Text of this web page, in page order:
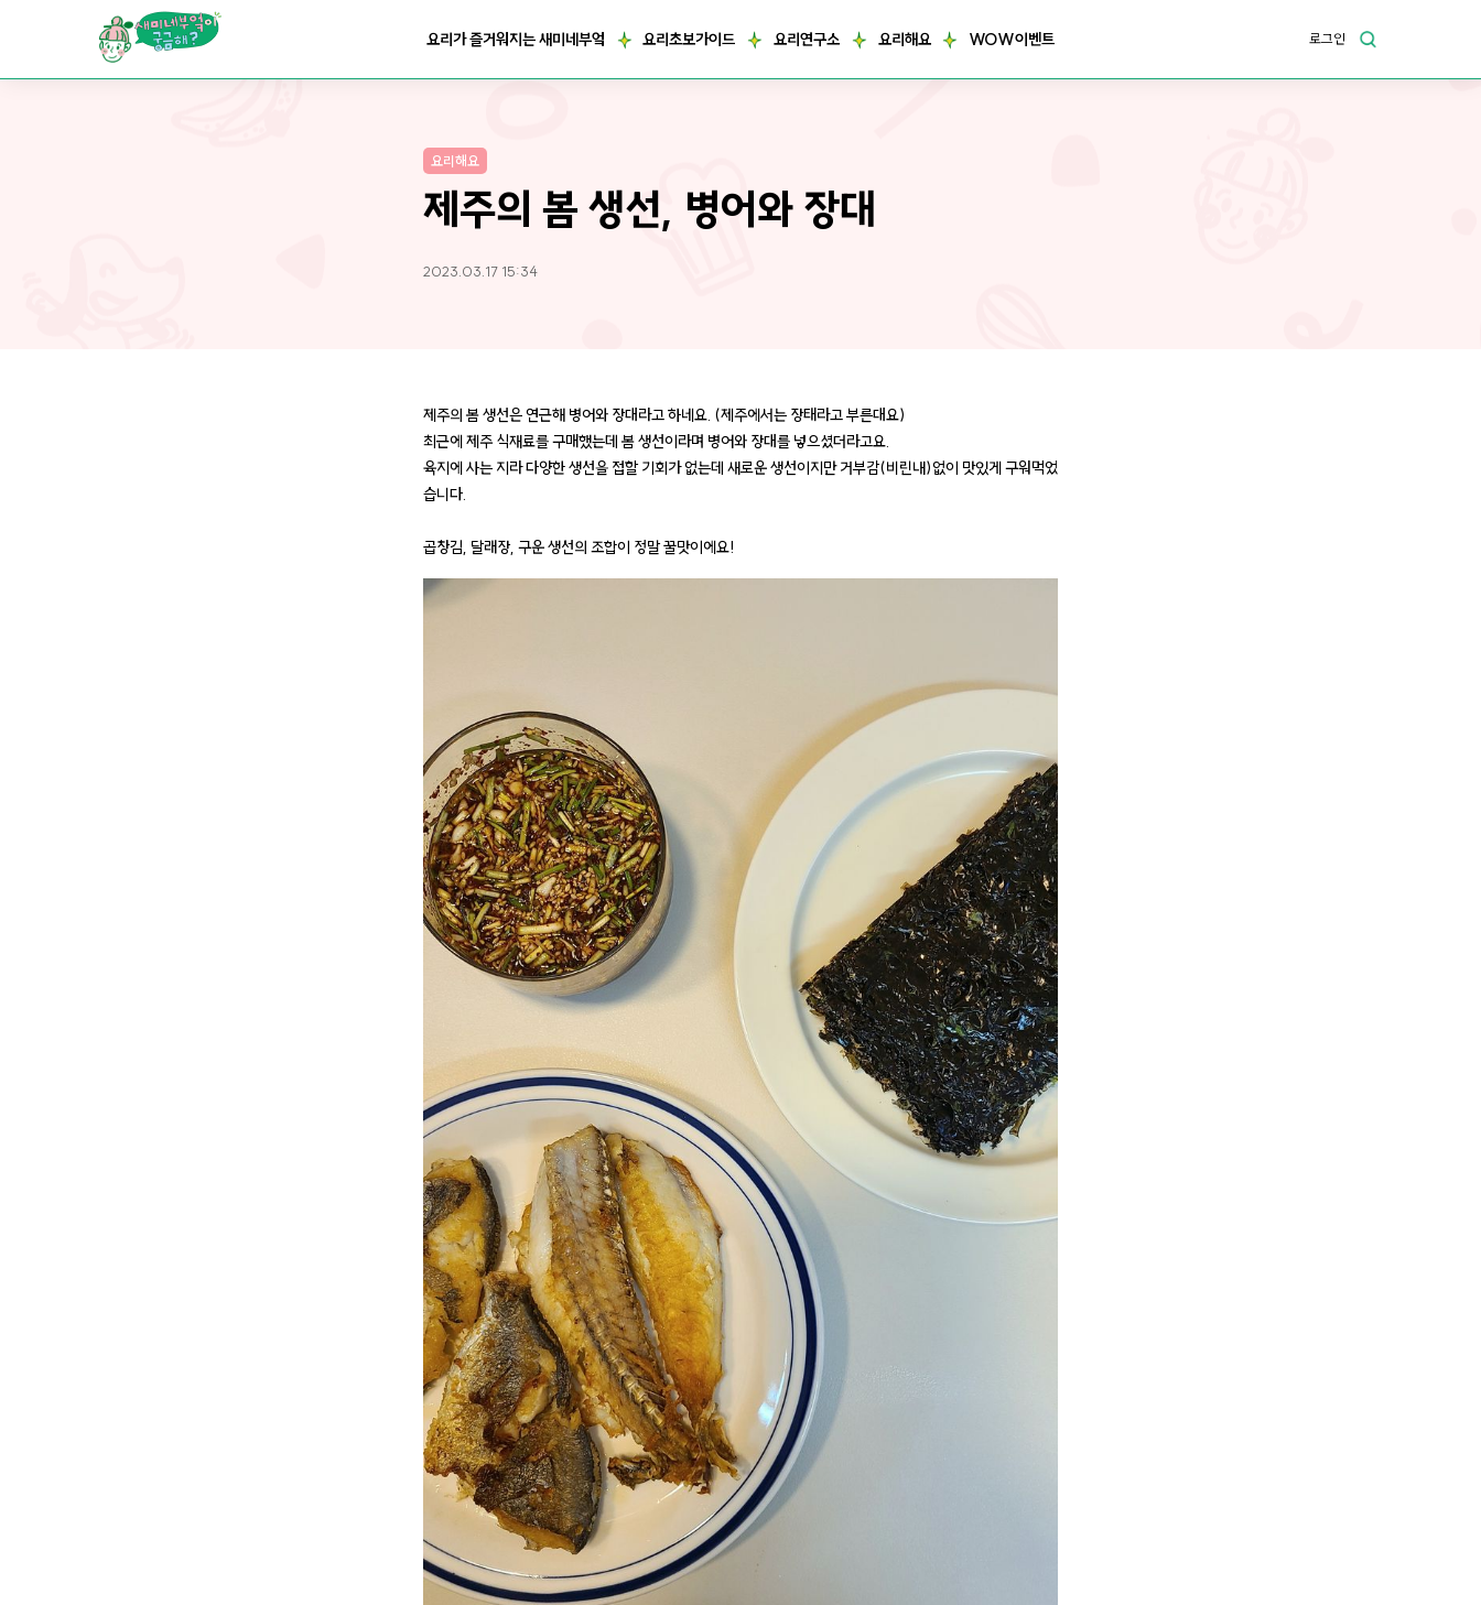
요리가 즐거워지는 새미네부엌 요리초보가이드 요리연구소 요리해요 WOW이벤트 로그인
요리해요
제주의 봄 생선, 병어와 장대
2023.03.17 15:34
제주의 봄 생선은 연근해 병어와 장대라고 하네요. (제주에서는 장태라고 부른대요)
최근에 제주 식재료를 구매했는데 봄 생선이라며 병어와 장대를 넣으셨더라고요.
육지에 사는 지라 다양한 생선을 접할 기회가 없는데 새로운 생선이지만 거부감(비린내)없이 맛있게 구워먹었
습니다.
곱창김, 달래장, 구운 생선의 조합이 정말 꿀맛이에요!